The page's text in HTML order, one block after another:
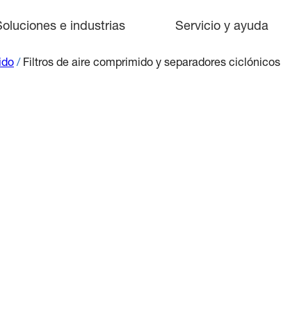
e industrias Servicio y ayuda
/ Filtros de aire comprimido y separadores ciclónicos